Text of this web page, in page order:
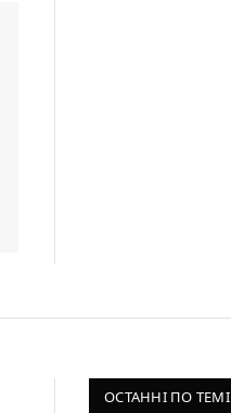
ОСТАННІ ПО ТЕМІ